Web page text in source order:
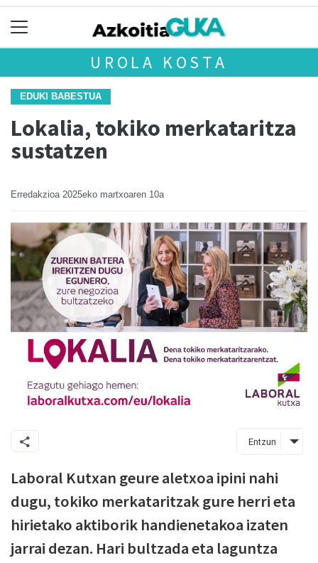
UROLA KOSTA
EDUKI BABESTUA
Lokalia, tokiko merkataritza
sustatzen
Erredakzioa 2025eko martxoaren 10a
Entzun
Laboral Kutxan geure aletxoa ipini nahi
dugu, tokiko merkataritzak gure herri eta
hirietako aktiborik handienetakoa izaten
jarrai dezan. Hari bultzada eta laguntza